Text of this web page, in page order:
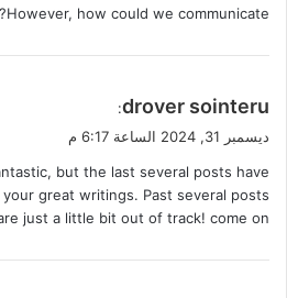
However, how could we communicate?
ي
ل
drover sointeru
:
ديسمبر 31, 2024 الساعة 6:17 م
but the last several posts have
great writings. Past several posts
just a little bit out of track! come on!